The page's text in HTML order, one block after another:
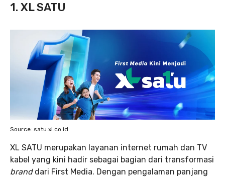
1. XL SATU
Source: satu.xl.co.id
XL SATU merupakan layanan internet rumah dan TV
kabel yang kini hadir sebagai bagian dari transformasi
branddari First Media. Dengan pengalaman panjang